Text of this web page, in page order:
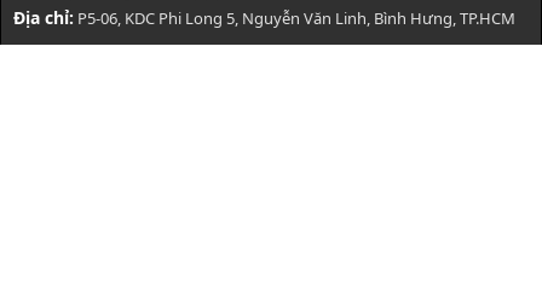
Địa chỉ: P5-06, KDC Phi Long 5, Nguyễn Văn Linh, Bình Hưng, TP.HCM